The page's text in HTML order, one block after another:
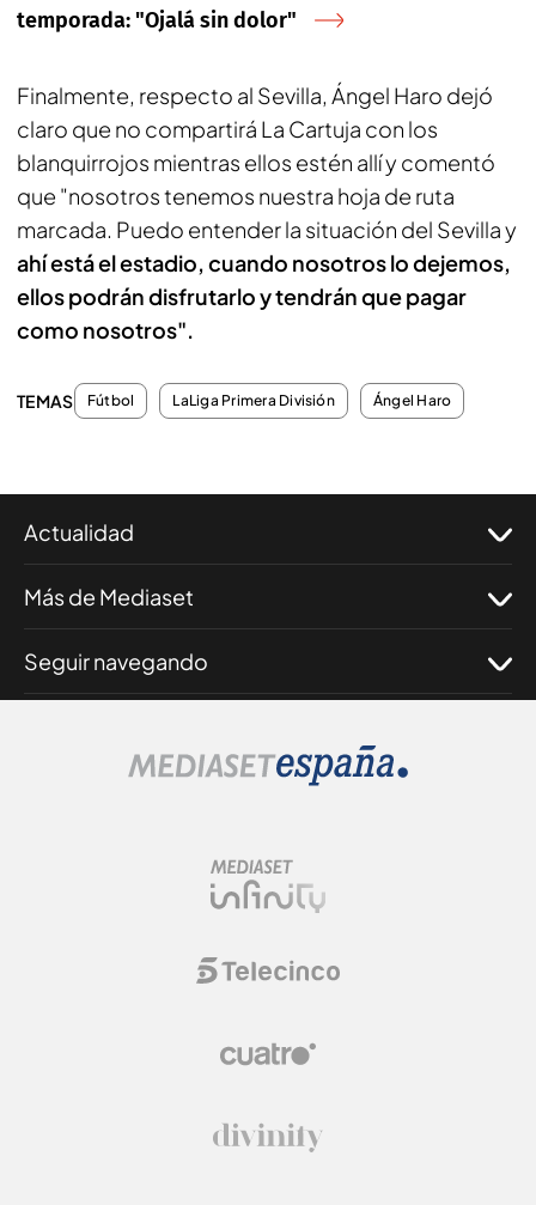
temporada: "Ojalá sin dolor"
Finalmente, respecto al Sevilla, Ángel Haro dejó
claro que no compartirá La Cartuja con los
blanquirrojos mientras ellos estén allí y comentó
que "nosotros tenemos nuestra hoja de ruta
marcada. Puedo entender la situación del Sevilla y
ahí está el estadio, cuando nosotros lo dejemos,
ellos podrán disfrutarlo y tendrán que pagar
como nosotros".
TEMAS Fútbol LaLiga Primera División Ángel Haro
Actualidad
Más de Mediaset
Seguir navegando